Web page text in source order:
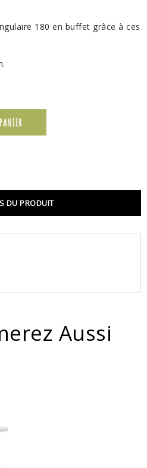
180 en buffet grâce à ces
DU PRODUIT
Aussi